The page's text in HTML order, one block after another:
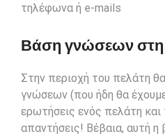
τηλέφωνα ή e-mails
Βάση γνώσεων στη
Στην περιοχή του πελάτη
γνώσεων (που ήδη θα
ερωτήσεις ενός πελάτη και
απαντήσεις! Βέβαια, αυτή η